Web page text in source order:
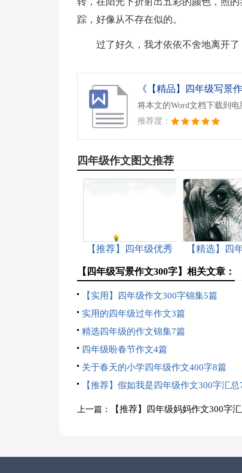
踪，好像从不存在似的。
过了好久，我才依依不舍地离开
《【精品】四年级写景
将本文的Word文档下载到
推荐度：
四年级作文图文推荐
【推荐】四年级优秀
【精选】四
【四年级写景作文300字】相关文章：
【实用】四年级作文300字锦集5篇
实用的四年级过年作文3篇
精选四年级的作文锦集7篇
四年级盼春节作文4篇
关于春天的小学四年级作文400字8篇
【推荐】假如我是四年级作文300字汇总
上一篇： 【推荐】四年级妈妈作文300字